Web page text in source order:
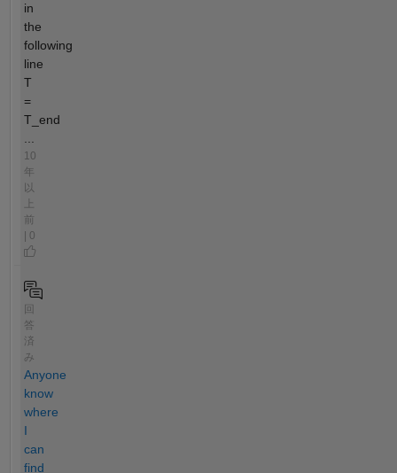
in
the
following
line
T
=
T_end
...
10
年
以
前
| 0
回
答
済
み
Anyone
know
where
I
can
find